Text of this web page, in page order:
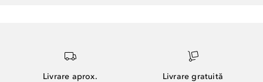
Livrare aprox.
Livrare gratuită